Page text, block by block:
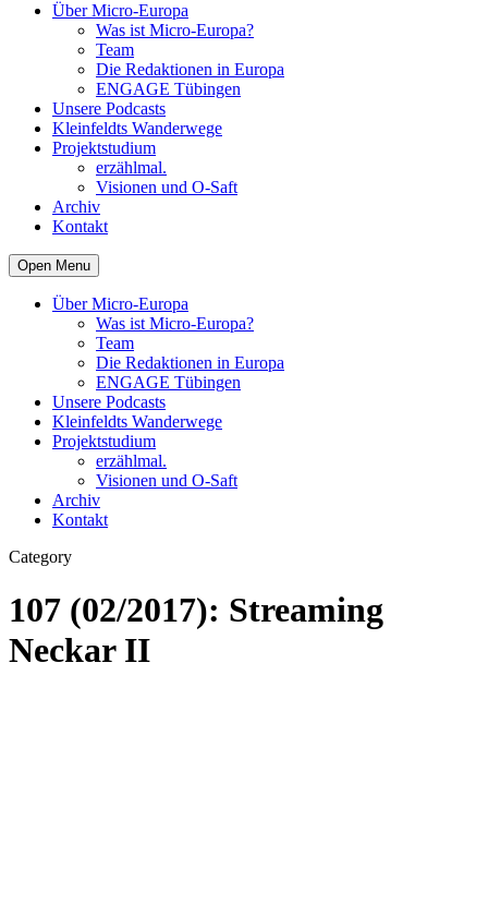
Über Micro-Europa
Was ist Micro-Europa?
Team
Die Redaktionen in Europa
ENGAGE Tübingen
Unsere Podcasts
Kleinfeldts Wanderwege
Projektstudium
erzählmal.
Visionen und O-Saft
Archiv
Kontakt
Open Menu
Über Micro-Europa
Was ist Micro-Europa?
Team
Die Redaktionen in Europa
ENGAGE Tübingen
Unsere Podcasts
Kleinfeldts Wanderwege
Projektstudium
erzählmal.
Visionen und O-Saft
Archiv
Kontakt
Category
107 (02/2017): Streaming
Neckar II